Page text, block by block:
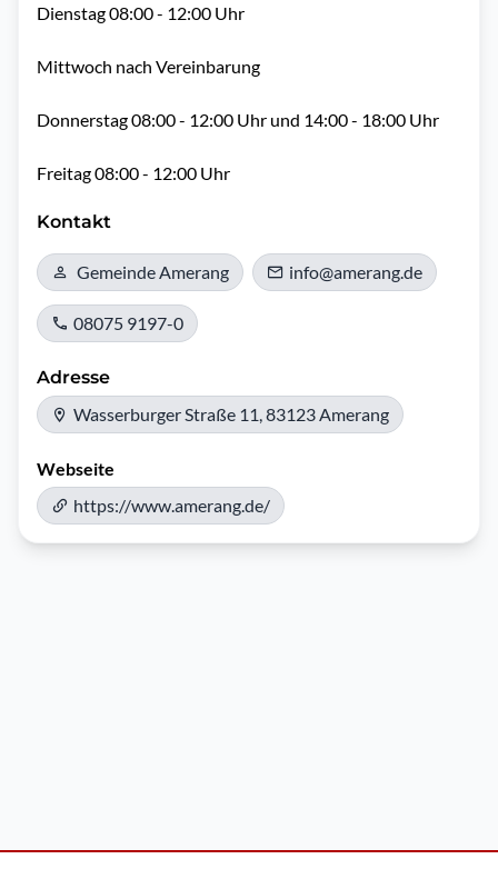
Dienstag 08:00 - 12:00 Uhr
Mittwoch nach Vereinbarung
Donnerstag 08:00 - 12:00 Uhr und 14:00 - 18:00 Uhr
Freitag 08:00 - 12:00 Uhr
Kontakt
Gemeinde Amerang info@amerang.de
08075 9197-0
Adresse
Wasserburger Straße 11, 83123 Amerang
Webseite
https://www.amerang.de/